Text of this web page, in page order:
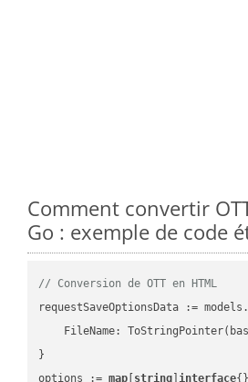
Comment convertir
Go : exemple de code
// Conversion de OTT en HTML
requestSaveOptionsData :=
FileName:
}
options := map string ]interface